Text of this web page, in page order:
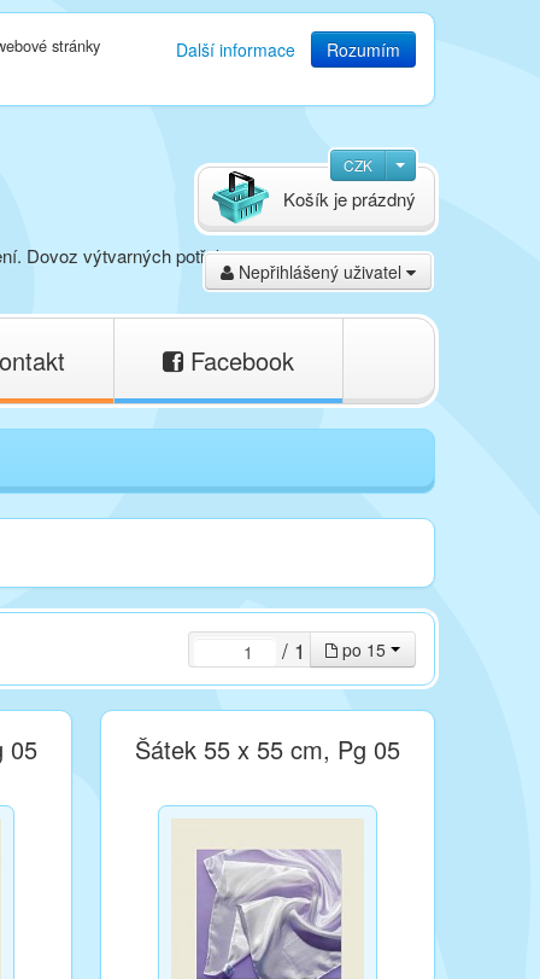
Další informace Rozumím
stránky
CZK
Nepřihlášený uživatel
Košík je prázdný
Dovoz výtvarných potřeb,
Facebook
po 15
/ 1
05 Šátek 55 x 55 cm, Pg 05